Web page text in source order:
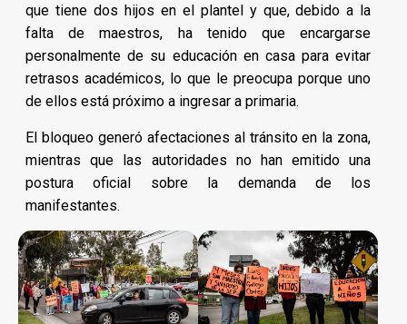
que tiene dos hijos en el plantel y que, debido a la
falta de maestros, ha tenido que encargarse
personalmente de su educación en casa para evitar
retrasos académicos, lo que le preocupa porque uno
de ellos está próximo a ingresar a primaria.
El bloqueo generó afectaciones al tránsito en la zona,
mientras que las autoridades no han emitido una
postura oficial sobre la demanda de los
manifestantes.